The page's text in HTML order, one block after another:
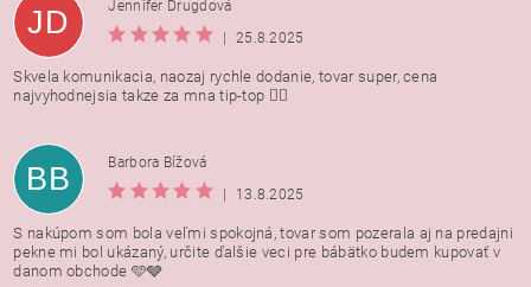
JD
Jennifer Drugdová
|
25.8.2025
Skvela komunikacia, naozaj rychle dodanie, tovar super, cena
najvyhodnejsia takze za mna tip-top 👍🏻
BB
Barbora Bížová
|
13.8.2025
S nakúpom som bola veľmi spokojná, tovar som pozerala aj na predajni
pekne mi bol ukázaný, určite ďalšie veci pre bábätko budem kupovať v
danom obchode 🩵🩶